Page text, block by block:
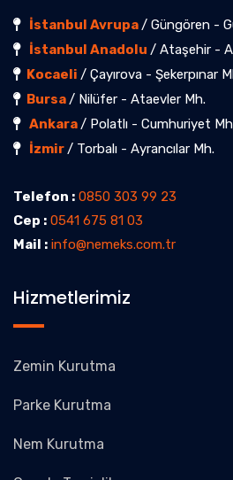
İstanbul Avrupa/ Güngören -
İstanbul Anadolu / Ataşehir -
Kocaeli / Çayırova - Şekerpınar
Bursa/ Nilüfer - Ataevler Mh.
Ankara/ Polatlı - Cumhuriyet
İzmir/ Torbalı - Ayrancılar Mh.
Telefon : 0850 303 99 23
Cep : 0541 675 81 03
Mail : info@nemeks.com.tr
Hizmetlerimiz
Zemin Kurutma
Parke Kurutma
Nem Kurutma